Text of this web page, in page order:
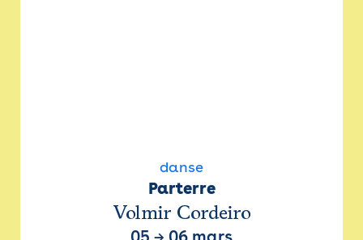
danse
Parterre
Volmir Cordeiro